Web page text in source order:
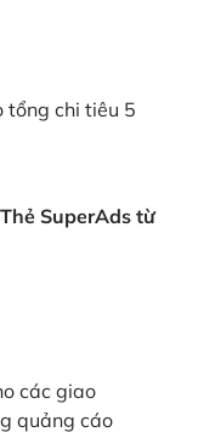
tổng chi tiêu 5
SuperAds từ
các giao
quảng cáo